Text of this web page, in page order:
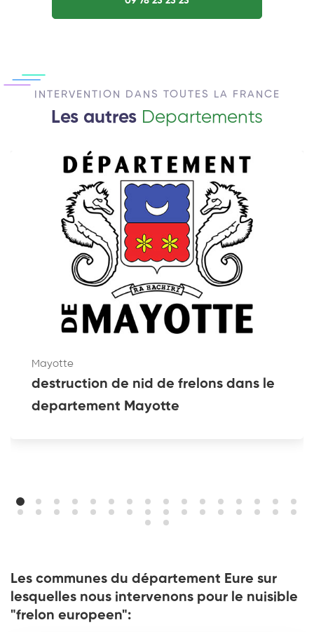
INTERVENTION DANS TOUTES LA FRANCE
Les autres Departements
Mayotte
destruction de nid de frelons dans le
departement Mayotte
Les communes du département Eure sur
lesquelles nous intervenons pour le nuisible
"frelon europeen":